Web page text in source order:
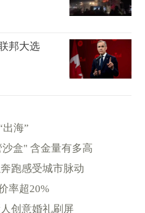
邦大选
海”
盒" 含金量有多高
跑感受城市脉动
率超20%
创意婚礼刷屏